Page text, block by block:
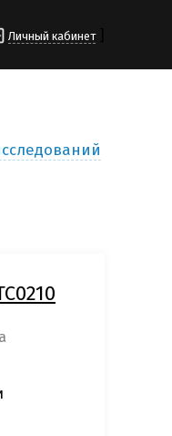
Личный кабинет